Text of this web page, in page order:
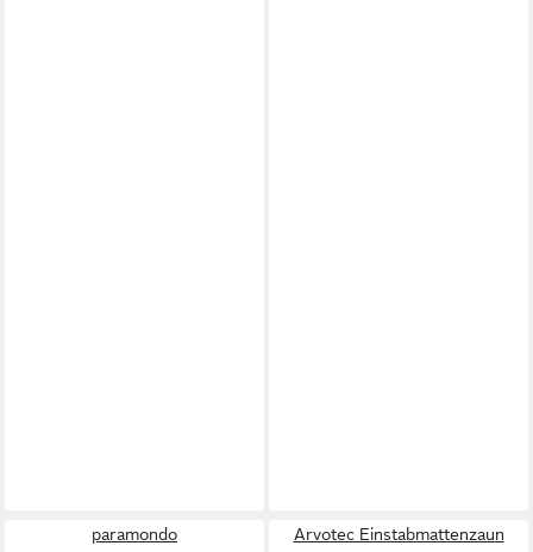
paramondo
Arvotec Einstabmattenzaun